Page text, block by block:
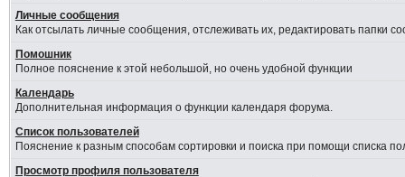
Личные сообщения
Как отсылать личные сообщения, отслеживать их, редактировать папки
Помошник
Полное пояснение к этой небольшой, но очень удобной функции
Календарь
Дополнительная информация о функции календаря форума.
Список пользователей
Пояснение к разным способам сортировки и поиска при помощи списка
Просмотр профиля пользователя